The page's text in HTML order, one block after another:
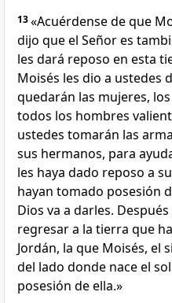
13«Acuérdense de que
dijo que el Señor es
les dará reposo en esta
Moisés les dio a ustedes
quedarán las mujeres,
todos los hombres
ustedes tomarán las
sus hermanos, para
les haya dado reposo a
hayan tomado posesión
Dios va a darles.
regresar a la tierra que
Jordán, la que Moisés, el
del lado donde nace el
posesión de ella.»